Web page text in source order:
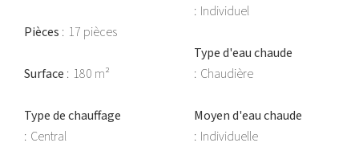
Pièces 17 pièces
Surface 180 m²
Type de chauffage
Central
Individuel
Type d'eau chaude
Chaudière
Moyen d'eau chaude
Individuelle